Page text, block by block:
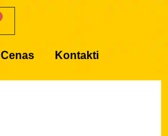
Cenas Kontakti